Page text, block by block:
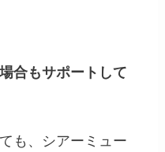
合もサポートして
も、シアーミュー